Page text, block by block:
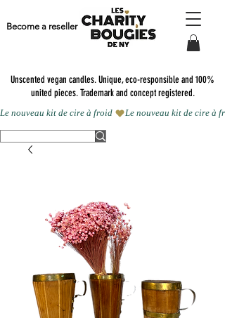
Unscented vegan candles.Unique, eco-responsible and 100%
united pieces. Trademark and concept registered.
Become a reseller
Le nouveau kit de cire à froid